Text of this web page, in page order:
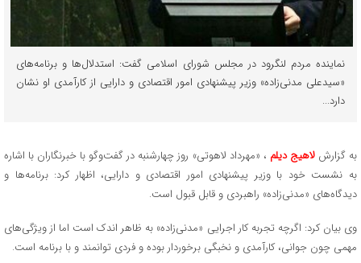
نماینده مردم لنگرود در مجلس شورای اسلامی گفت: استدلال‌ها و برنامه‌های
«سیدعلی مدنی‌زاده» وزیر پیشنهادی امور اقتصادی و دارایی از کارآمدی او نشان
دارد...
به گزارشلاهیج دیلم ، «مهرداد لاهوتی» روز چهارشنبه در گفت‌وگو با خبرنگاران با اشاره
به نشست خود با وزیر پیشنهادی امور اقتصادی و دارایی، اظهار کرد: برنامه‌ها و
دیدگاه‌های «مدنی‌زاده» راهبردی و قابل قبول است.
وی بیان کرد: اگرچه تجربه کار اجرایی «مدنی‌زاده» به ظاهر اندک است اما از ویژگی‌های
مهمی چون جوانی، کارآمدی و نخبگی برخوردار بوده و فردی توانمند و با برنامه است.